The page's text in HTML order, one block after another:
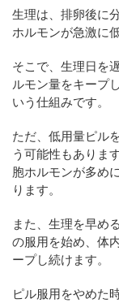
生理は、排卵後に
ホルモンが急激に
そこで、生理日を
ルモン量をキープ
いう仕組みです。
ただ、低用量ピル
う可能性もありま
胞ホルモンが多め
ります。
また、生理を早め
の服用を始め、体
ープし続けます。
ピル服用をやめた